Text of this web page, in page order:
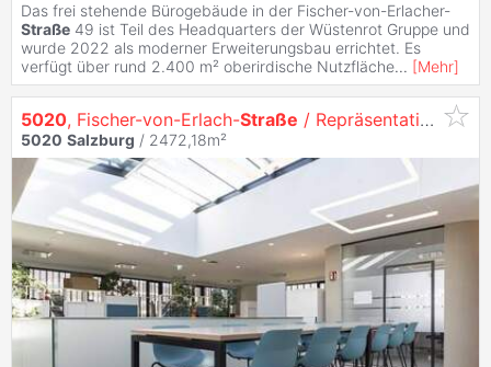
Das frei stehende Bürogebäude in der Fischer-von-Erlacher-
Straße 49 ist Teil des Headquarters der Wüstenrot Gruppe und
wurde 2022 als moderner Erweiterungsbau errichtet. Es
verfügt über rund 2.400 m² oberirdische Nutzfläche... [Mehr]
5020, Fischer-von-Erlach-Straße / Repräsentativer Bürokomplex in Toplage – Fischer‑von‑Erlach‑
5020 Salzburg / 2472,18m²